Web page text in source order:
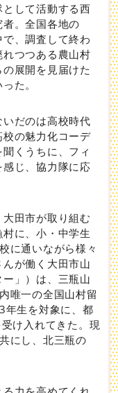
して活動する西
。全国各地の
で、調査して終わ
つつある農山村
展開を見届けた
た。
だのは高校時代
の魅力化コーデ
くうちに、フィ
じ、協力隊に応
田市が取り組む
村に、小・中学生
に通いながら様々
が働く大田市山
」）は、三瓶山
唯一の全国山村留
年生を対象に、都
け入れてきた。現
にし、北三瓶の